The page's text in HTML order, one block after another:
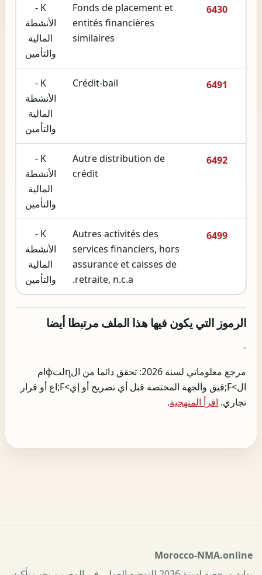
6430
Fonds de placement et
entités financières
similaires
K -
الأنشطة
المالية
والتأمين
6491
Crédit-bail
K -
الأنشطة
المالية
والتأمين
6492
Autre distribution de
crédit
K -
الأنشطة
المالية
والتأمين
6499
Autres activités des
services financiers, hors
assurance et caisses de
retraite, n.c.a.
K -
الأنشطة
المالية
والتأمين
الرموز التي يكون فيها هذا الملف مرتبطا أيضا
-
مرجع معلوماتي لسنة 2026: تحقق دائما من الɳلتɸام
ال>F;قيق والجهة المختصة قبل أي تصريح أو إي>F;اع أو قرار
تجاري. اقرأ المنهجية.
Morocco-NMA.online